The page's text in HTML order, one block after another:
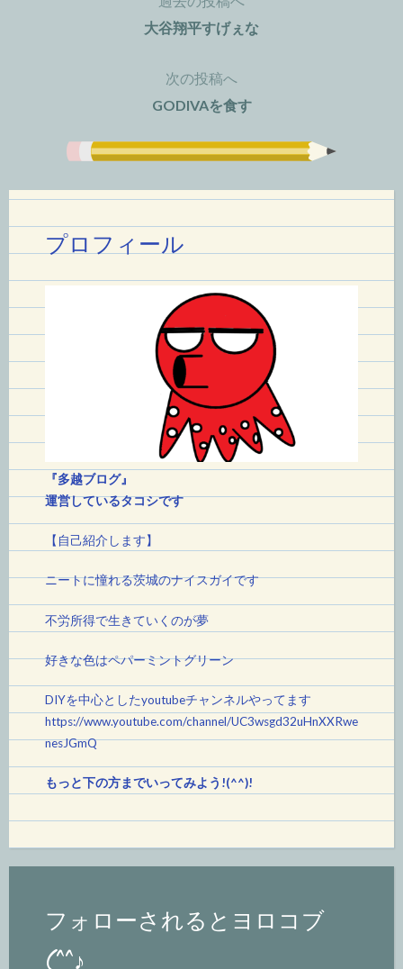
ー
ョ
大谷翔平すげぇな
次の投稿へ
GODIVAを食す
プロフィール
『多越ブログ』
運営しているタコシです
【自己紹介します】
ニートに憧れる茨城のナイスガイです
不労所得で生きていくのが夢
好きな色はペパーミントグリーン
DIYを中心としたyoutubeチャンネルやってます
https://www.youtube.com/channel/UC3wsgd32uHnXXRwe
nesJGmQ
もっと下の方までいってみよう!(^^)!
フォローされるとヨロコブ